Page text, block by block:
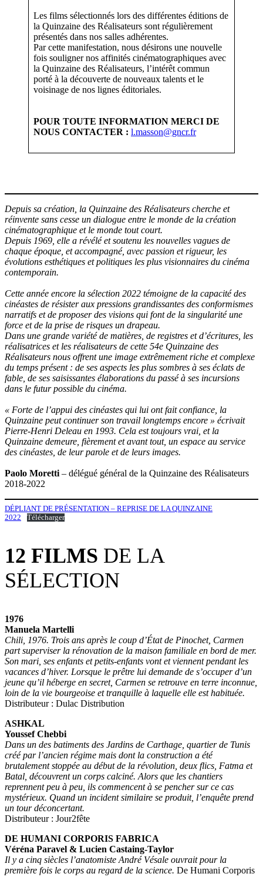
Les films sélectionnés lors des différentes éditions de
la Quinzaine des Réalisateurs sont régulièrement
présentés dans nos salles adhérentes.
Par cette manifestation, nous désirons une nouvelle
fois souligner nos affinités cinématographiques avec
la Quinzaine des Réalisateurs, l’intérêt commun
porté à la découverte de nouveaux talents et le
voisinage de nos lignes éditoriales.
POUR TOUTE INFORMATION MERCI DE
NOUS CONTACTER : l.masson@gncr.fr
Depuis sa création, la Quinzaine des Réalisateurs cherche et
réinvente sans cesse un dialogue entre le monde de la création
cinématographique et le monde tout court.
Depuis 1969, elle a révélé et soutenu les nouvelles vagues de
chaque époque, et accompagné, avec passion et rigueur, les
évolutions esthétiques et politiques les plus visionnaires du cinéma
contemporain.
Cette année encore la sélection 2022 témoigne de la capacité des
cinéastes de résister aux pressions grandissantes des conformismes
narratifs et de proposer des visions qui font de la singularité une
force et de la prise de risques un drapeau.
Dans une grande variété de matières, de registres et d’écritures, les
réalisatrices et les réalisateurs de cette 54e Quinzaine des
Réalisateurs nous offrent une image extrêmement riche et complexe
du temps présent : de ses aspects les plus sombres à ses éclats de
fable, de ses saisissantes élaborations du passé à ses incursions
dans le futur possible du cinéma.
« Forte de l’appui des cinéastes qui lui ont fait confiance, la
Quinzaine peut continuer son travail longtemps encore » écrivait
Pierre-Henri Deleau en 1993. Cela est toujours vrai, et la
Quinzaine demeure, fièrement et avant tout, un espace au service
des cinéastes, de leur parole et de leurs images.
Paolo Moretti – délégué général de la Quinzaine des Réalisateurs
2018-2022
DÉPLIANT DE PRÉSENTATION – REPRISE DE LA QUINZAINE
2022
Télécharger
12 FILMS DE LA
SÉLECTION
1976
Manuela Martelli
Chili, 1976. Trois ans après le coup d’État de Pinochet, Carmen
part superviser la rénovation de la maison familiale en bord de mer.
Son mari, ses enfants et petits-enfants vont et viennent pendant les
vacances d’hiver. Lorsque le prêtre lui demande de s’occuper d’un
jeune qu’il héberge en secret, Carmen se retrouve en terre inconnue,
loin de la vie bourgeoise et tranquille à laquelle elle est habituée.
Distributeur : Dulac Distribution
ASHKAL
Youssef Chebbi
Dans un des batiments des Jardins de Carthage, quartier de Tunis
créé par l’ancien régime mais dont la construction a été
brutalement stoppée au début de la révolution, deux flics, Fatma et
Batal, découvrent un corps calciné. Alors que les chantiers
reprennent peu à peu, ils commencent à se pencher sur ce cas
mystérieux. Quand un incident similaire se produit, l’enquête prend
un tour déconcertant.
Distributeur : Jour2fête
DE HUMANI CORPORIS FABRICA
Véréna Paravel & Lucien Castaing-Taylor
Il y a cinq siècles l’anatomiste André Vésale ouvrait pour la
première fois le corps au regard de la science. De Humani Corporis